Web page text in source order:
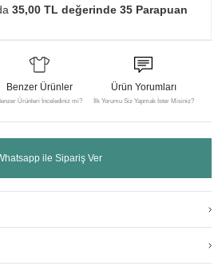
35,00 TL değerinde 35 Parapuan
Benzer Ürünler
Ürünleri İncelediniz mi?
Ürün Yorumları
İlk Yorumu Siz Yapmak İster Misiniz?
ile Sipariş Ver